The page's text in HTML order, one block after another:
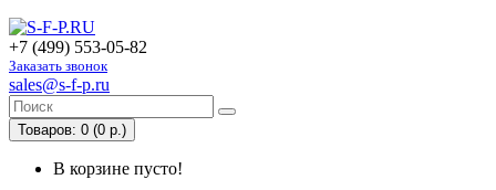
+7 (499) 553-05-82
Заказать звонок
sales@s-f-p.ru
Товаров: 0 (0 р.)
В корзине пусто!